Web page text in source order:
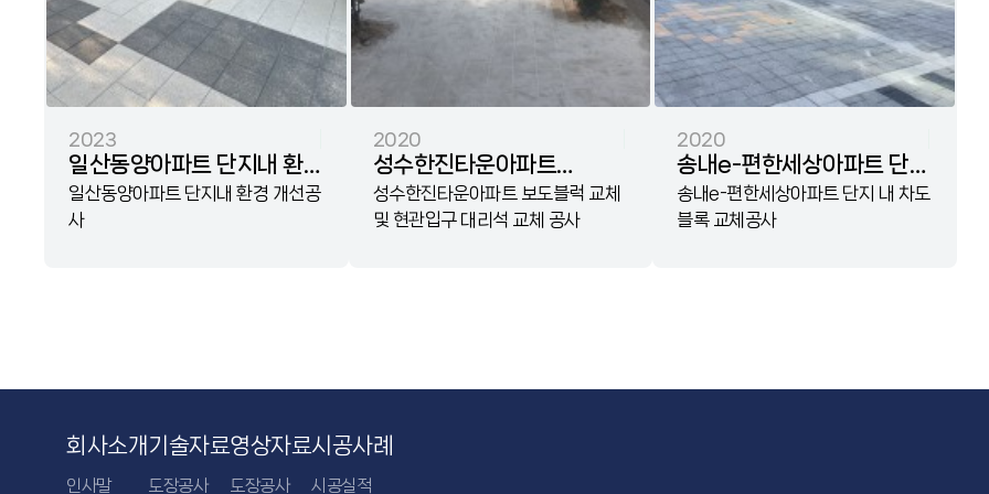
2023
일산동양아파트 단지내 환경
개선공사
일산동양아파트 단지내 환경 개선공
사
2020
성수한진타운아파트
보도블럭 교체 및 현관입구
대리석 교체 공사
성수한진타운아파트 보도블럭 교체
및 현관입구 대리석 교체 공사
2020
송내e-편한세상아파트 단지
내 차도 블록 교체공사
송내e-편한세상아파트 단지 내 차도
블록 교체공사
회사소개
인사말
기술자료
도장공사
영상자료
도장공사
시공사례
시공실적